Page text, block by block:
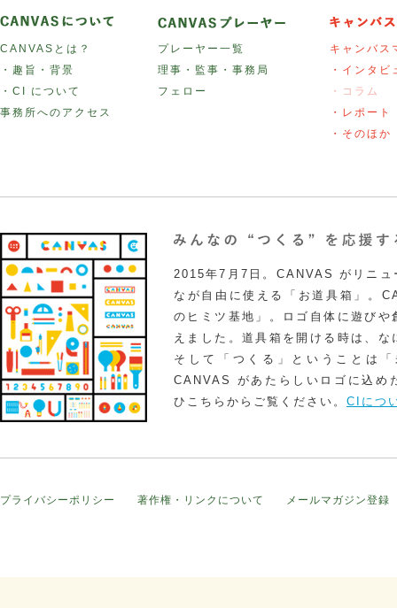
CANVASとは？
・趣旨・背景
・CI について
事務所へのアクセス
プレーヤー一覧
理事・監事・事務局
フェロー
キャンバス
・インタビ
・コラム
・レポート
・そのほか
2015年7月7日。CANVAS がリニュ
なが自由に使える「お道具箱」。
のヒミツ基地」。ロゴ自体に遊び
えました。道具箱を開ける時は、
そして「つくる」ということは
CANVAS があたらしいロゴに込め
ひこちらからご覧ください。 CIにつ
プライバシーポリシー 著作権・リンクについて メールマガジン登録